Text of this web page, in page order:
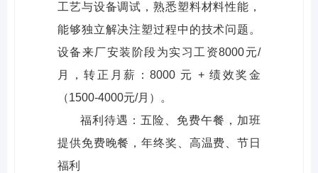
工艺与设备调试，熟悉塑料材料性能，
能够独立解决注塑过程中的技术问题。
设备来厂安装阶段为实习工资8000元/
月，转正月薪：8000 元 + 绩效奖金
（1500-4000元/月）。
福利待遇：五险、免费午餐，加班
提供免费晚餐，年终奖、高温费、节日
福利